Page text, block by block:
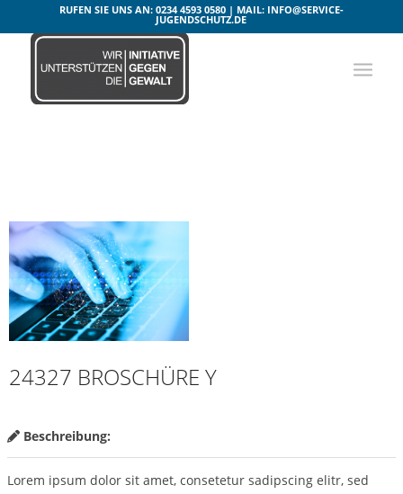
RUFEN SIE UNS AN: 0234 4593 0580 | MAIL: INFO@SERVICE-
JUGENDSCHUTZ.DE
24327 BROSCHÜRE Y
Beschreibung:
Lorem ipsum dolor sit amet, consetetur sadipscing elitr, sed